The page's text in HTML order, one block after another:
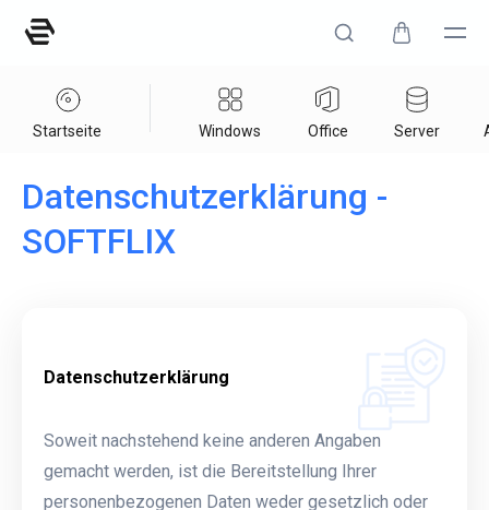
Startseite Windows Office Server
Datenschutzerklärung -
SOFTFLIX
Datenschutzerklärung
Soweit nachstehend keine anderen Angaben
gemacht werden, ist die Bereitstellung Ihrer
personenbezogenen Daten weder gesetzlich oder